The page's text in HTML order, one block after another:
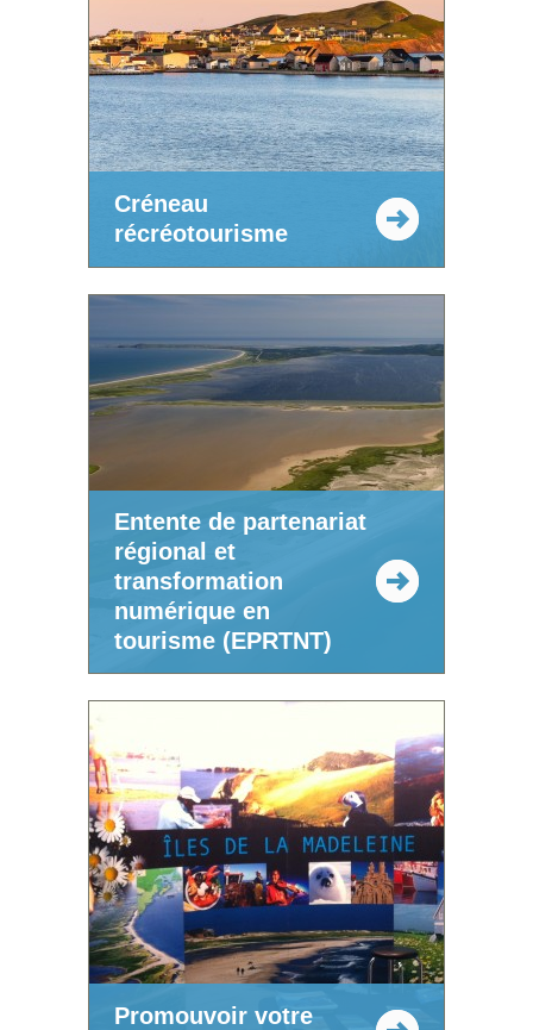
Créneau
récréotourisme
Entente de partenariat
régional et
transformation
numérique en
tourisme (EPRTNT)
Promouvoir votre